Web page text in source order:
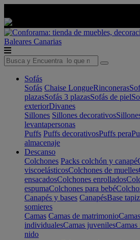
Baleares Canarias
Sofás
Sofás Chaise LongueRinconeras
plazasSofás 3 plazasSofás de piel
exteriorDivanes
Sillones Sillones decorativos
levantapersonas
Puffs Puffs decorativosPuffs pera
almacenaje
Descanso
Colchones Packs colchón y canapé
viscoelásticosColchones de muelles
ensacadosColchones enrollados
espumaColchones para bebé
Canapés y bases CanapésBase
somieres
Camas Camas de matrimonio
individualesCamas juveniles
nido